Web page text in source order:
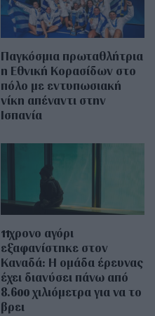
Παγκόσμια πρωταθλήτρια
η Εθνική Κορασίδων στο
πόλο με εντυπωσιακή
νίκη απέναντι στην
Ισπανία
11χρονο αγόρι
εξαφανίστηκε στον
Καναδά: Η ομάδα έρευνας
έχει διανύσει πάνω από
8.600 χιλιόμετρα για να το
βρει